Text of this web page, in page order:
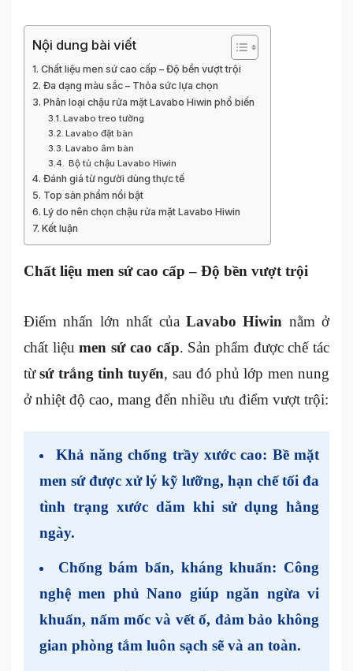
Nội dung bài viết
Chất liệu men sứ cao cấp – Độ bền vượt trội
Đa dạng màu sắc – Thỏa sức lựa chọn
Phân loại chậu rửa mặt Lavabo Hiwin phổ biến
Lavabo treo tường
Lavabo đặt bàn
Lavabo âm bàn
Bộ tủ chậu Lavabo Hiwin
Đánh giá từ người dùng thực tế
Top sản phẩm nổi bật
Lý do nên chọn chậu rửa mặt Lavabo Hiwin
Kết luận
Chất liệu men sứ cao cấp – Độ bền vượt trội
Điểm nhấn lớn nhất của Lavabo Hiwin nằm ở
chất liệumen sứ cao cấp. Sản phẩm được chế tác
từsứ trắng tinh tuyển, sau đó phủ lớp men nung
ở nhiệt độ cao, mang đến nhiều ưu điểm vượt trội:
Khả năng chống trầy xước cao: Bề mặt
men sứ được xử lý kỹ lưỡng, hạn chế tối đa
tình trạng xước dăm khi sử dụng hằng
ngày.
Chống bám bẩn, kháng khuẩn: Công
nghệ men phủ Nano giúp ngăn ngừa vi
khuẩn, nấm mốc và vết ố, đảm bảo không
gian phòng tắm luôn sạch sẽ và an toàn.